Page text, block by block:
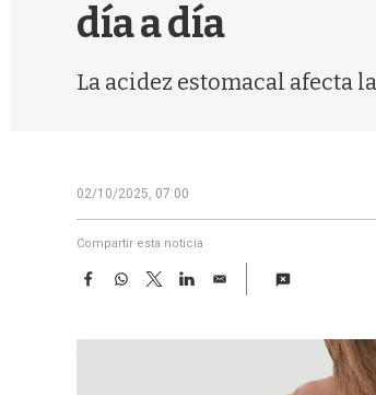
día a día
La acidez estomacal afecta
02/10/2025, 07:00
Compartir esta noticia
F
e
W
t
T
w
t
L
k
E
i